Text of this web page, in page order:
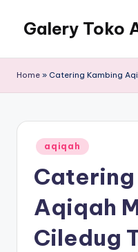
Galery Toko
Home » Catering Kambing
Posted
in
aqiqah
Aqiqah
Ciledug